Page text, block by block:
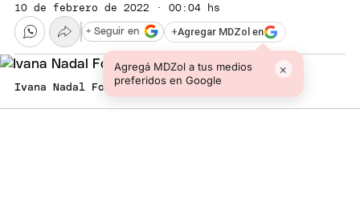
10 de febrero de 2022 · 00:04 hs
+Agregar MDZol en
Agregá MDZol a tus medios
preferidos en Google
×
+ Seguir en
Ivana Nadal Foto: MDZ